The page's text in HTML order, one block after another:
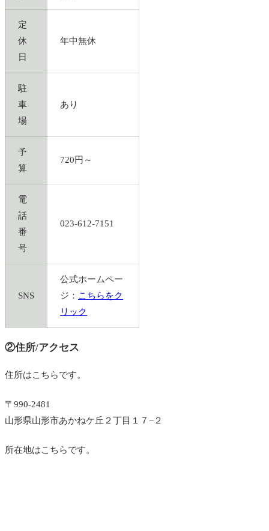
定
休
日
年中無休
駐
車
場
あり
予
算
720円～
電
話
番
号
023-612-7151
SNS
公式ホームペー
ジ： こちらをク
リック
②住所/アクセス
住所はこちらです。
〒990-2481
山形県山形市あかねケ丘２丁目１７−２
所在地はこちらです。